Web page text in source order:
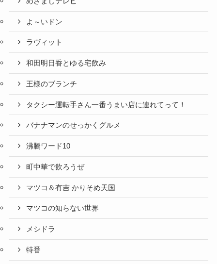
よ～いドン
ラヴィット
和田明日香とゆる宅飲み
王様のブランチ
タクシー運転手さん一番うまい店に連れてって！
バナナマンのせっかくグルメ
沸騰ワード10
町中華で飲ろうぜ
マツコ＆有吉 かりそめ天国
マツコの知らない世界
メシドラ
特番